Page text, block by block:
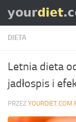
Skip to content
DIETA
Letnia dieta
jadłospis i
PRZEZ